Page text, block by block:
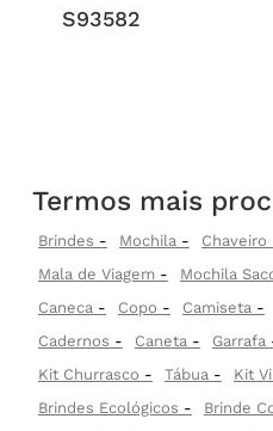
S93582
Termos mais
Brindes Mochila Chaveiro
Mala de Viagem
Mochila
Caneca
Copo Camiseta
Cadernos
Caneta Garrafa
Kit Churrasco
Tábua
Kit
Brindes Ecológicos
Brinde